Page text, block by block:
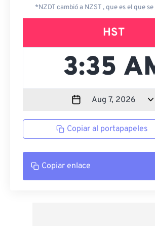
*NZDT cambió a NZST , que es el que
HST
Copiar al portapapeles
Copiar enlace